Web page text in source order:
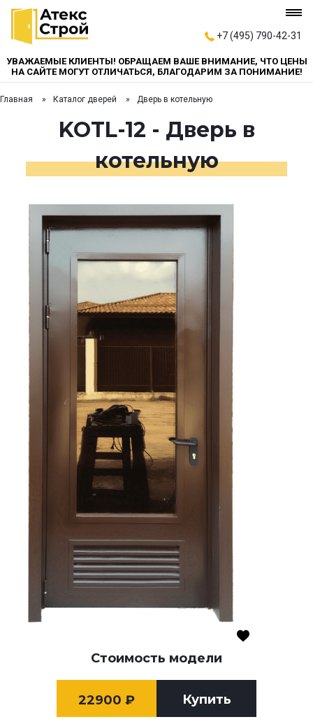
+7 (495) 790-42-31
УВАЖАЕМЫЕ КЛИЕНТЫ! ОБРАЩАЕМ ВАШЕ ВНИМАНИЕ, ЧТО ЦЕНЫ
НА САЙТЕ МОГУТ ОТЛИЧАТЬСЯ, БЛАГОДАРИМ ЗА ПОНИМАНИЕ!
Главная Каталог дверей Дверь в котельную
KOTL-12 - Дверь в
котельную
Стоимость модели
22900 ₽ Купить